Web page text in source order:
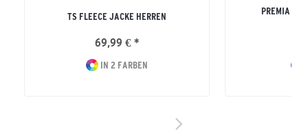
TS FLEECE JACKE HERREN
69,99 € *
IN 2 FARBEN
PREMIA